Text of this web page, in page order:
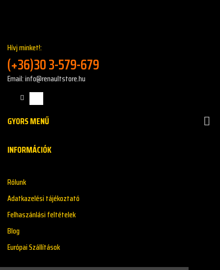
Hívj minket!:
(+36)30 3-579-679
Email: info@renaultstore.hu
GYORS MENŰ 
INFORMÁCIÓK
Rólunk
Adatkazelési tájékoztató
Felhaszánlási feltételek
Blog
Európai Szállítások